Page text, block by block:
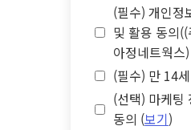
(필수) 개인정
및 활용 동의((
아정네트웍스
(필수) 만 14
(선택) 마케팅
동의 (보기)